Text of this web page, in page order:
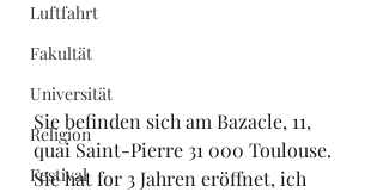
Luftfahrt
Fakultät
Universität
Religion
Festival
Sie befinden sich am Bazacle, 11,
quai Saint-Pierre 31 000 Toulouse.
Sie hat for 3 Jahren eröffnet, ich